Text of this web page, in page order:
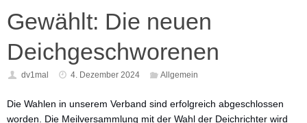
Gewählt: Die neuen
Deichgeschworenen
dv1mal 4. Dezember 2024 Allgemein
Die Wahlen in unserem Verband sind erfolgreich abgeschlossen
worden. Die Meilversammlung mit der Wahl der Deichrichter wird